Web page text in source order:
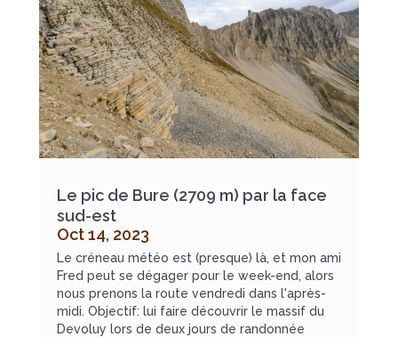
Le pic de Bure (2709 m) par la face
sud-est
Oct 14, 2023
Le créneau météo est (presque) là, et mon ami
Fred peut se dégager pour le week-end, alors
nous prenons la route vendredi dans l'après-
midi. Objectif: lui faire découvrir le massif du
Devoluy lors de deux jours de randonnée